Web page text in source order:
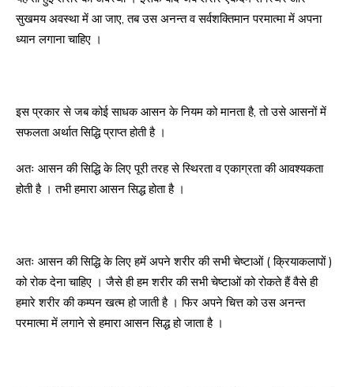
सुखमय अवस्था में आ जाए, तब उस अनन्त व सर्वशक्तिमान परमात्मा में अपना
ध्यान लगाना चाहिए ।
इस प्रकार से जब कोई साधक आसन के नियम को मानता है, तो उसे आसनों में
सफलता अर्थात सिद्धि प्राप्त होती है ।
अतः आसन की सिद्धि के लिए पूरी तरह से स्थिरता व एकाग्रता की आवश्यकता
होती है । तभी हमारा आसन सिद्ध होता है ।
अतः आसन की सिद्धि के लिए हमें अपने शरीर की सभी चेष्टाओं ( क्रियाकलापों )
को रोक देना चाहिए । जैसे ही हम शरीर की सभी चेष्टाओं को रोकते हैं वैसे ही
हमारे शरीर की कम्पन खत्म हो जाती है । फिर अपने चित्त को उस अनन्त
परमात्मा में लगाने से हमारा आसन सिद्ध हो जाता है ।